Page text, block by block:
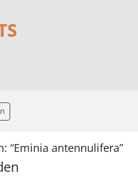
“Eminia antennulifera”